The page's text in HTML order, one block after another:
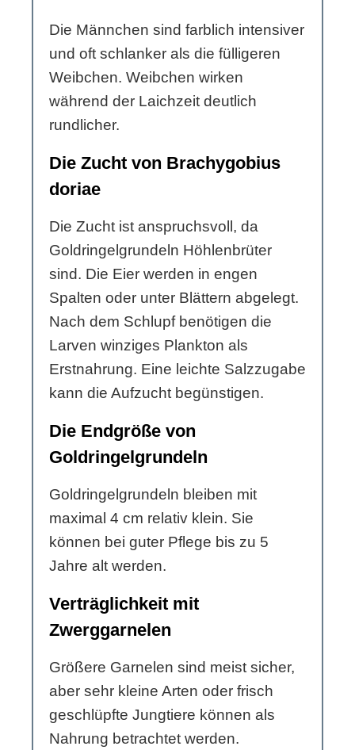
Die Männchen sind farblich intensiver
und oft schlanker als die fülligeren
Weibchen. Weibchen wirken
während der Laichzeit deutlich
rundlicher.
Die Zucht von Brachygobius
doriae
Die Zucht ist anspruchsvoll, da
Goldringelgrundeln Höhlenbrüter
sind. Die Eier werden in engen
Spalten oder unter Blättern abgelegt.
Nach dem Schlupf benötigen die
Larven winziges Plankton als
Erstnahrung. Eine leichte Salzzugabe
kann die Aufzucht begünstigen.
Die Endgröße von
Goldringelgrundeln
Goldringelgrundeln bleiben mit
maximal 4 cm relativ klein. Sie
können bei guter Pflege bis zu 5
Jahre alt werden.
Verträglichkeit mit
Zwerggarnelen
Größere Garnelen sind meist sicher,
aber sehr kleine Arten oder frisch
geschlüpfte Jungtiere können als
Nahrung betrachtet werden.